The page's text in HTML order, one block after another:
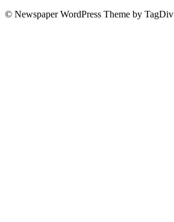
© Newspaper WordPress Theme by TagDiv